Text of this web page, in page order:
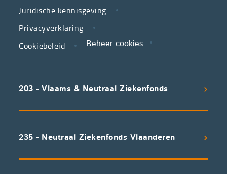
in
zorg.
We
voorwaarden
uitstekend
waarvan
Juridische kennisgeving
Privacyverklaring
Cookiebeleid
Beheer cookies
203 - Vlaams & Neutraal Ziekenfonds
235 - Neutraal Ziekenfonds Vlaanderen